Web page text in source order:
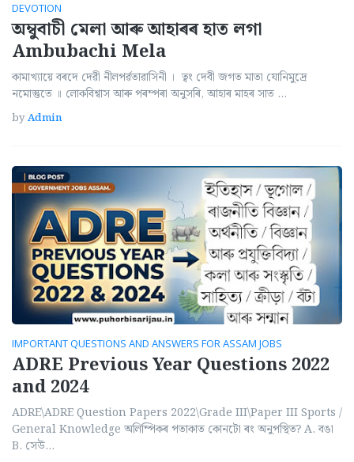
DEVOTION
অম্বুবাচী মেলা আৰু আহাৰৰ হাত লগা
Ambubachi Mela
কামাখ্যায়ে বৰদে দেৱী নীলপৰ্ৱতাৱাসিনী । ত্বং দেবী জগত মাতা যোনিমুদ্রে
নমোস্তুতে ॥ লোকবিশ্বাস আৰু পৰম্পৰা অনুসৰি, আহাৰ মাহৰ সাত …
byAdmin
IMPORTANT QUESTIONS AND ANSWERS FOR ASSAM JOBS
ADRE Previous Year Questions 2022
and 2024
ADRE\ADRE Question Papers 2022\Grade III\Paper III Sports /
General Knowledge অলিম্পিকৰ পতাকাত কোনটো ৰং অনুপস্থিত? A. বঙা
B. সেউ…